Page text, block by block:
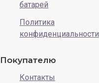
батарей
Политика
конфиденциальности
Покупателю
Контакты